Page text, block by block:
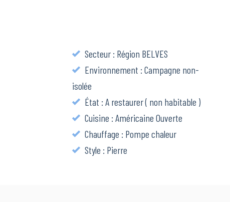
Secteur : Région BELVES
Environnement : Campagne non-
isolée
État : A restaurer ( non habitable )
Cuisine : Américaine Ouverte
Chauffage : Pompe chaleur
Style : Pierre